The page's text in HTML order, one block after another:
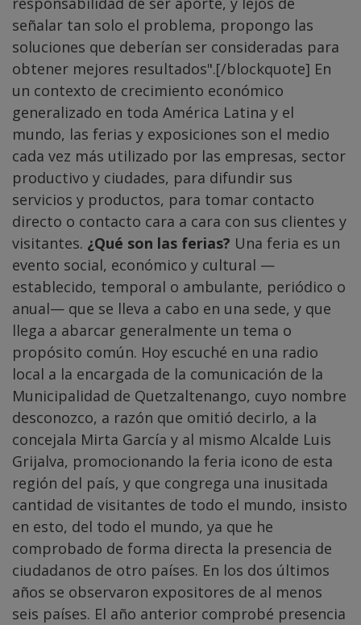
señalar tan solo el problema, propongo las
soluciones que deberían ser consideradas para
obtener mejores resultados".[/blockquote] En
un contexto de crecimiento económico
generalizado en toda América Latina y el
mundo, las ferias y exposiciones son el medio
cada vez más utilizado por las empresas, sector
productivo y ciudades, para difundir sus
servicios y productos, para tomar contacto
directo o contacto cara a cara con sus clientes y
visitantes. ¿Qué son las ferias? Una feria es un
evento social, económico y cultural —
establecido, temporal o ambulante, periódico o
anual— que se lleva a cabo en una sede, y que
llega a abarcar generalmente un tema o
propósito común. Hoy escuché en una radio
local a la encargada de la comunicación de la
Municipalidad de Quetzaltenango, cuyo nombre
desconozco, a razón que omitió decirlo, a la
concejala Mirta García y al mismo Alcalde Luis
Grijalva, promocionando la feria icono de esta
región del país, y que congrega una inusitada
cantidad de visitantes de todo el mundo, insisto
en esto, del todo el mundo, ya que he
comprobado de forma directa la presencia de
ciudadanos de otro países. En los dos últimos
años se observaron expositores de al menos
seis países. El año anterior comprobé presencia